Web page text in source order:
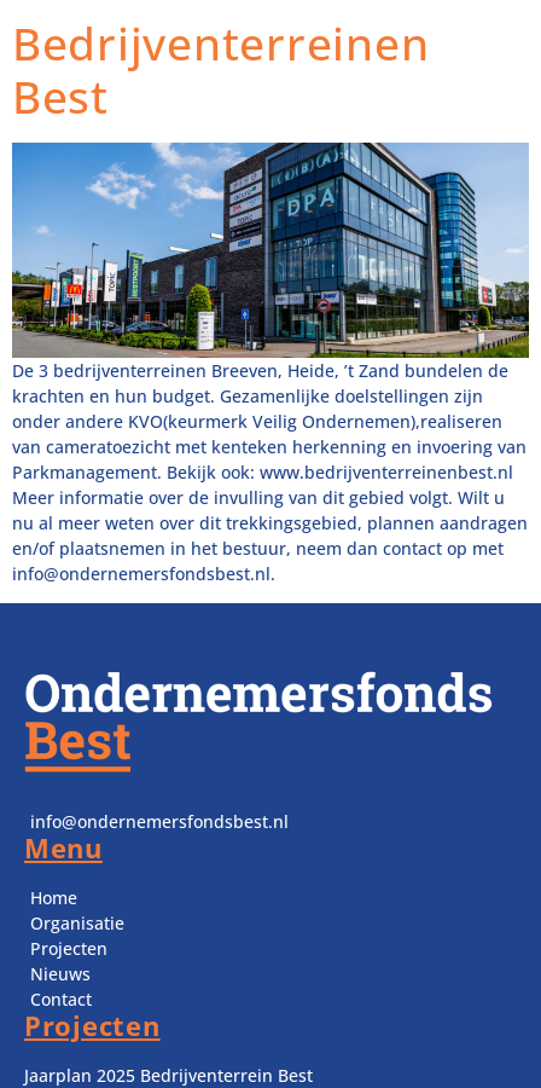
Bedrijventerreinen
Best
De 3 bedrijventerreinen Breeven, Heide, ’t Zand bundelen de
krachten en hun budget. Gezamenlijke doelstellingen zijn
onder andere KVO(keurmerk Veilig Ondernemen),realiseren
van cameratoezicht met kenteken herkenning en invoering van
Parkmanagement. Bekijk ook: www.bedrijventerreinenbest.nl
Meer informatie over de invulling van dit gebied volgt. Wilt u
nu al meer weten over dit trekkingsgebied, plannen aandragen
en/of plaatsnemen in het bestuur, neem dan contact op met
info@ondernemersfondsbest.nl.
info@ondernemersfondsbest.nl
Menu
Home
Organisatie
Projecten
Nieuws
Contact
Projecten
Jaarplan 2025 Bedrijventerrein Best